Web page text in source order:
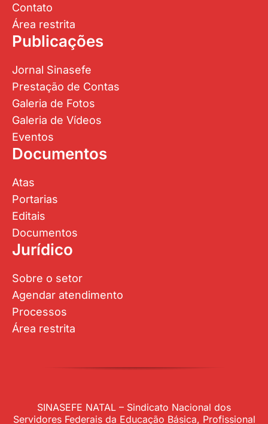
Contato
Área restrita
Publicações
Jornal Sinasefe
Prestação de Contas
Galeria de Fotos
Galeria de Vídeos
Eventos
Documentos
Atas
Portarias
Editais
Documentos
Jurídico
Sobre o setor
Agendar atendimento
Processos
Área restrita
SINASEFE NATAL – Sindicato Nacional dos
Servidores Federais da Educação Básica, Profissional